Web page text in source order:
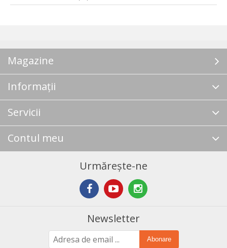
Magazine
Informații
Servicii
Contul meu
Urmărește-ne
Newsletter
Abonare